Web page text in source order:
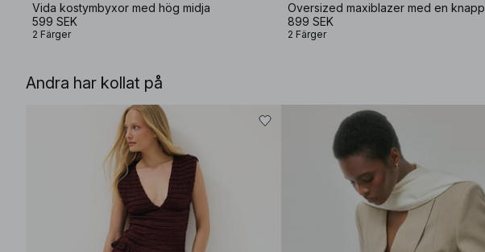
Vida kostymbyxor med hög midja
599 SEK
2 Färger
Oversized maxiblazer med en knapp
899 SEK
2 Färger
Andra har kollat på